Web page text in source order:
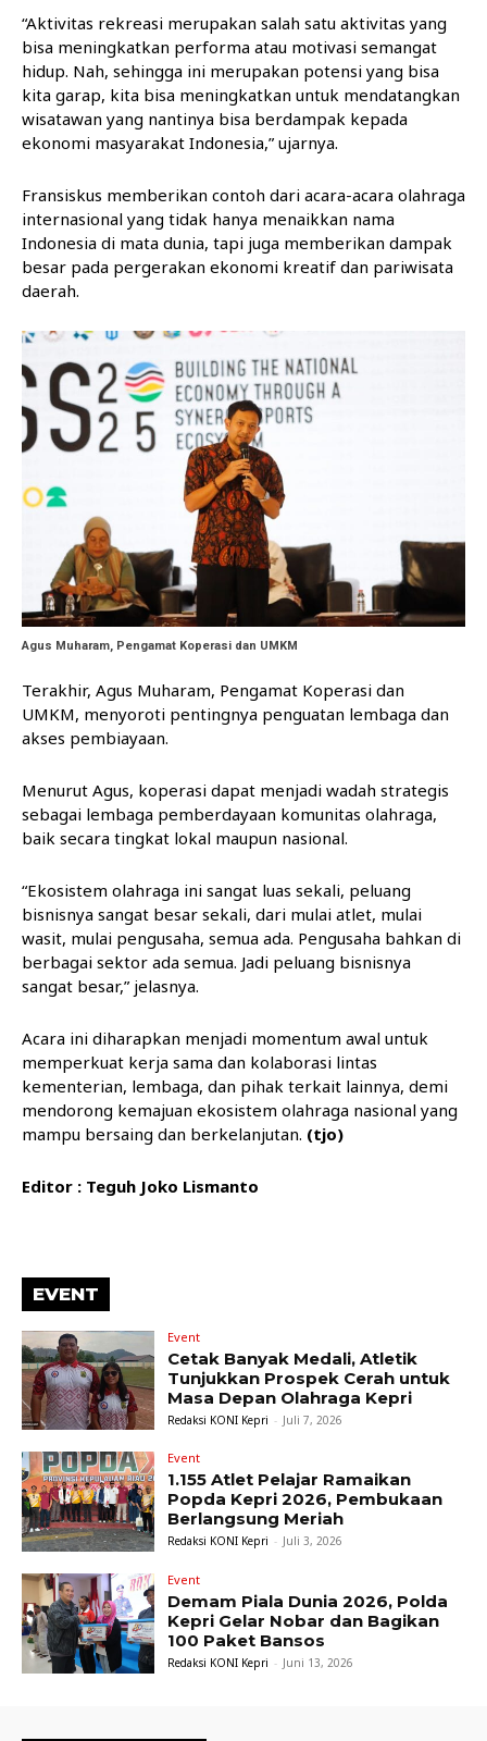
“Aktivitas rekreasi merupakan salah satu aktivitas yang
bisa meningkatkan performa atau motivasi semangat
hidup. Nah, sehingga ini merupakan potensi yang bisa
kita garap, kita bisa meningkatkan untuk mendatangkan
wisatawan yang nantinya bisa berdampak kepada
ekonomi masyarakat Indonesia,” ujarnya.
Fransiskus memberikan contoh dari acara-acara olahraga
internasional yang tidak hanya menaikkan nama
Indonesia di mata dunia, tapi juga memberikan dampak
besar pada pergerakan ekonomi kreatif dan pariwisata
daerah.
Agus Muharam, Pengamat Koperasi dan UMKM
Terakhir, Agus Muharam, Pengamat Koperasi dan
UMKM, menyoroti pentingnya penguatan lembaga dan
akses pembiayaan.
Menurut Agus, koperasi dapat menjadi wadah strategis
sebagai lembaga pemberdayaan komunitas olahraga,
baik secara tingkat lokal maupun nasional.
“Ekosistem olahraga ini sangat luas sekali, peluang
bisnisnya sangat besar sekali, dari mulai atlet, mulai
wasit, mulai pengusaha, semua ada. Pengusaha bahkan di
berbagai sektor ada semua. Jadi peluang bisnisnya
sangat besar,” jelasnya.
Acara ini diharapkan menjadi momentum awal untuk
memperkuat kerja sama dan kolaborasi lintas
kementerian, lembaga, dan pihak terkait lainnya, demi
mendorong kemajuan ekosistem olahraga nasional yang
mampu bersaing dan berkelanjutan. (tjo)
Editor : Teguh Joko Lismanto
EVENT
Event
Cetak Banyak Medali, Atletik
Tunjukkan Prospek Cerah untuk
Masa Depan Olahraga Kepri
Redaksi KONI Kepri - Juli 7, 2026
Event
1.155 Atlet Pelajar Ramaikan
Popda Kepri 2026, Pembukaan
Berlangsung Meriah
Redaksi KONI Kepri - Juli 3, 2026
Event
Demam Piala Dunia 2026, Polda
Kepri Gelar Nobar dan Bagikan
100 Paket Bansos
Redaksi KONI Kepri - Juni 13, 2026